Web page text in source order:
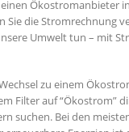
Ökostromanbieter
Sie die Stromrechnung
Umwelt tun – mit
zu einem
Filter auf “Ökostrom”
suchen. Bei den